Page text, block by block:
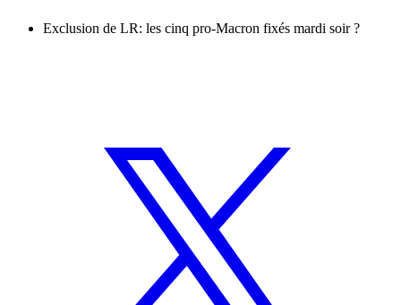
Exclusion de LR: les cinq pro-Macron fixés mardi soir ?